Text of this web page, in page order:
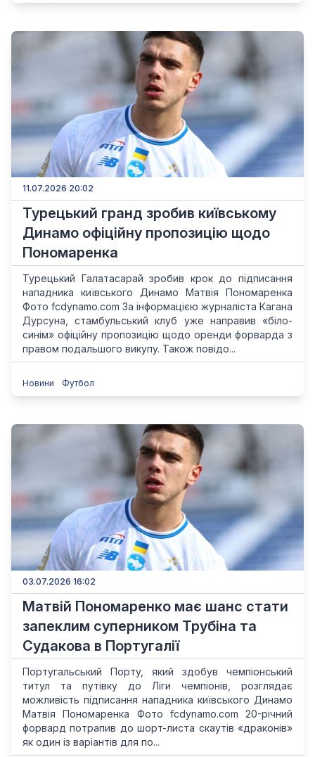
11.07.2026 20:02
Турецький гранд зробив київському
Динамо офіційну пропозицію щодо
Пономаренка
Турецький Галатасарай зробив крок до підписання
нападника київського Динамо Матвія Пономаренка
Фото fcdynamo.com За інформацією журналіста Кагана
Дурсуна, стамбульський клуб уже направив «біло-
синім» офіційну пропозицію щодо оренди форварда з
правом подальшого викупу. Також повідо...
Новини Футбол
03.07.2026 16:02
Матвій Пономаренко має шанс стати
запеклим суперником Трубіна та
Судакова в Португалії
Португальський Порту, який здобув чемпіонський
титул та путівку до Ліги чемпіонів, розглядає
можливість підписання нападника київського Динамо
Матвія Пономаренка Фото fcdynamo.com 20-річний
форвард потрапив до шорт-листа скаутів «драконів»
як один із варіантів для по...